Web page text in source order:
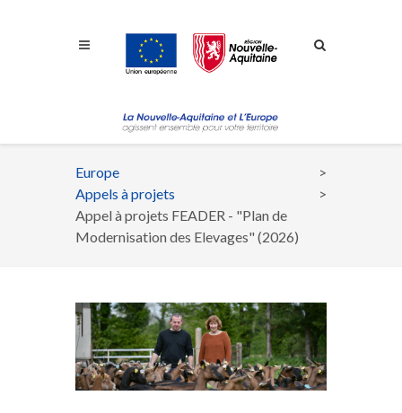
Fil
d'Ariane
Europe
Appels à projets
Appel à projets FEADER - "Plan de
Modernisation des Elevages" (2026)